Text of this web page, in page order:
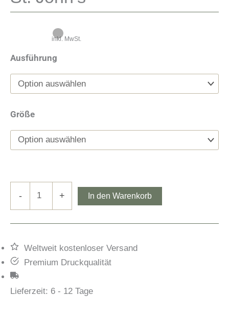
inkl. MwSt.
Ausführung
Größe
- + In den Warenkorb
Weltweit kostenloser Versand
Premium Druckqualität
Lieferzeit: 6 - 12 Tage